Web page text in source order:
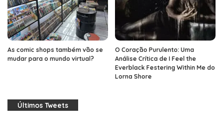
As comic shops também vão se
mudar para o mundo virtual?
O Coração Purulento: Uma
Análise Crítica de I Feel the
Everblack Festering Within Me do
Lorna Shore
Últimos Tweets